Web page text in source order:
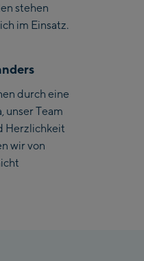
stehen
im Einsatz.
durch eine
unser Team
Herzlichkeit
wir von